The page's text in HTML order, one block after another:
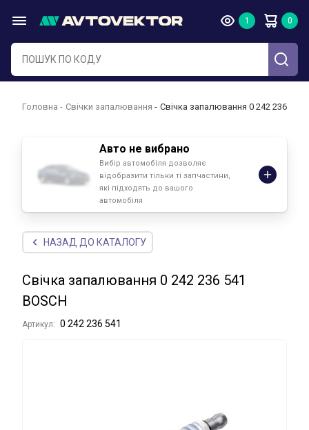
Головна Свічки запалювання Свічка запалювання 0 242 236 541
Авто не вибрано
Вибір автомобіля дозволяє
відобразити тільки ті запчастини,
які підходять до вашого
автомобіля
НАЗАД ДО КАТАЛОГУ
Свічка запалювання 0 242 236 541
BOSCH
Артикул: 0 242 236 541